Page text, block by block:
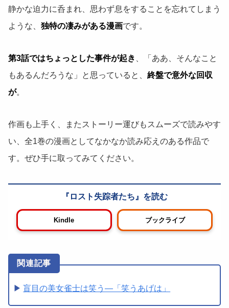
静かな迫力に呑まれ、思わず息をすることを忘れてしまう
ような、 独特の凄みがある漫画です。
第3話ではちょっとした事件が起き 、「ああ、そんなこと
もあるんだろうな」と思っていると、 終盤で意外な回収
が。
作画も上手く、またストーリー運びもスムーズで読みやす
い、全1巻の漫画としてなかなか読み応えのある作品で
す。ぜひ手に取ってみてください。
ロスト失踪者たち
Kindle ブックライブ
盲目の美女雀士は笑う―「笑うあげは」